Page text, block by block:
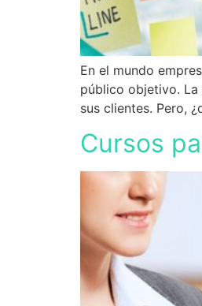
En el mundo
público objetivo. La
sus clientes. Pero,
Cursos